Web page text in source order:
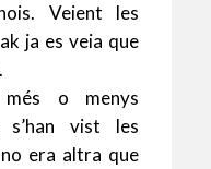
Veient les
ja es veia que
o menys
s’han vist les
no era altra que